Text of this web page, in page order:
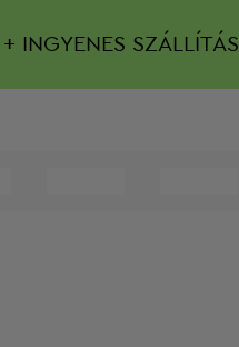
INGYENES SZÁLLÍTÁS